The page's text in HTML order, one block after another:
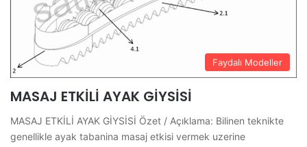
Faydalı Modeller
MASAJ ETKİLİ AYAK GİYSİSİ
MASAJ ETKİLİ AYAK GİYSİSİ Özet / Açıklama: Bilinen teknikte
genellikle ayak tabanina masaj etkisi vermek uzerine